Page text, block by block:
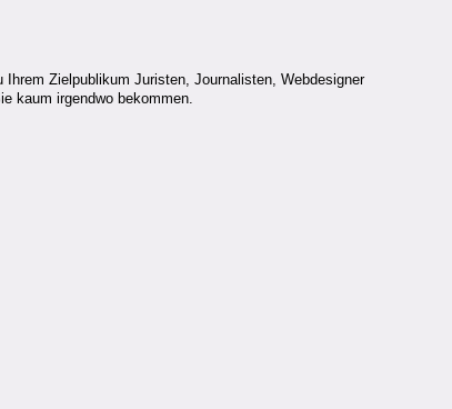
Zielpublikum Juristen, Journalisten, Webdesigner
kaum irgendwo bekommen.